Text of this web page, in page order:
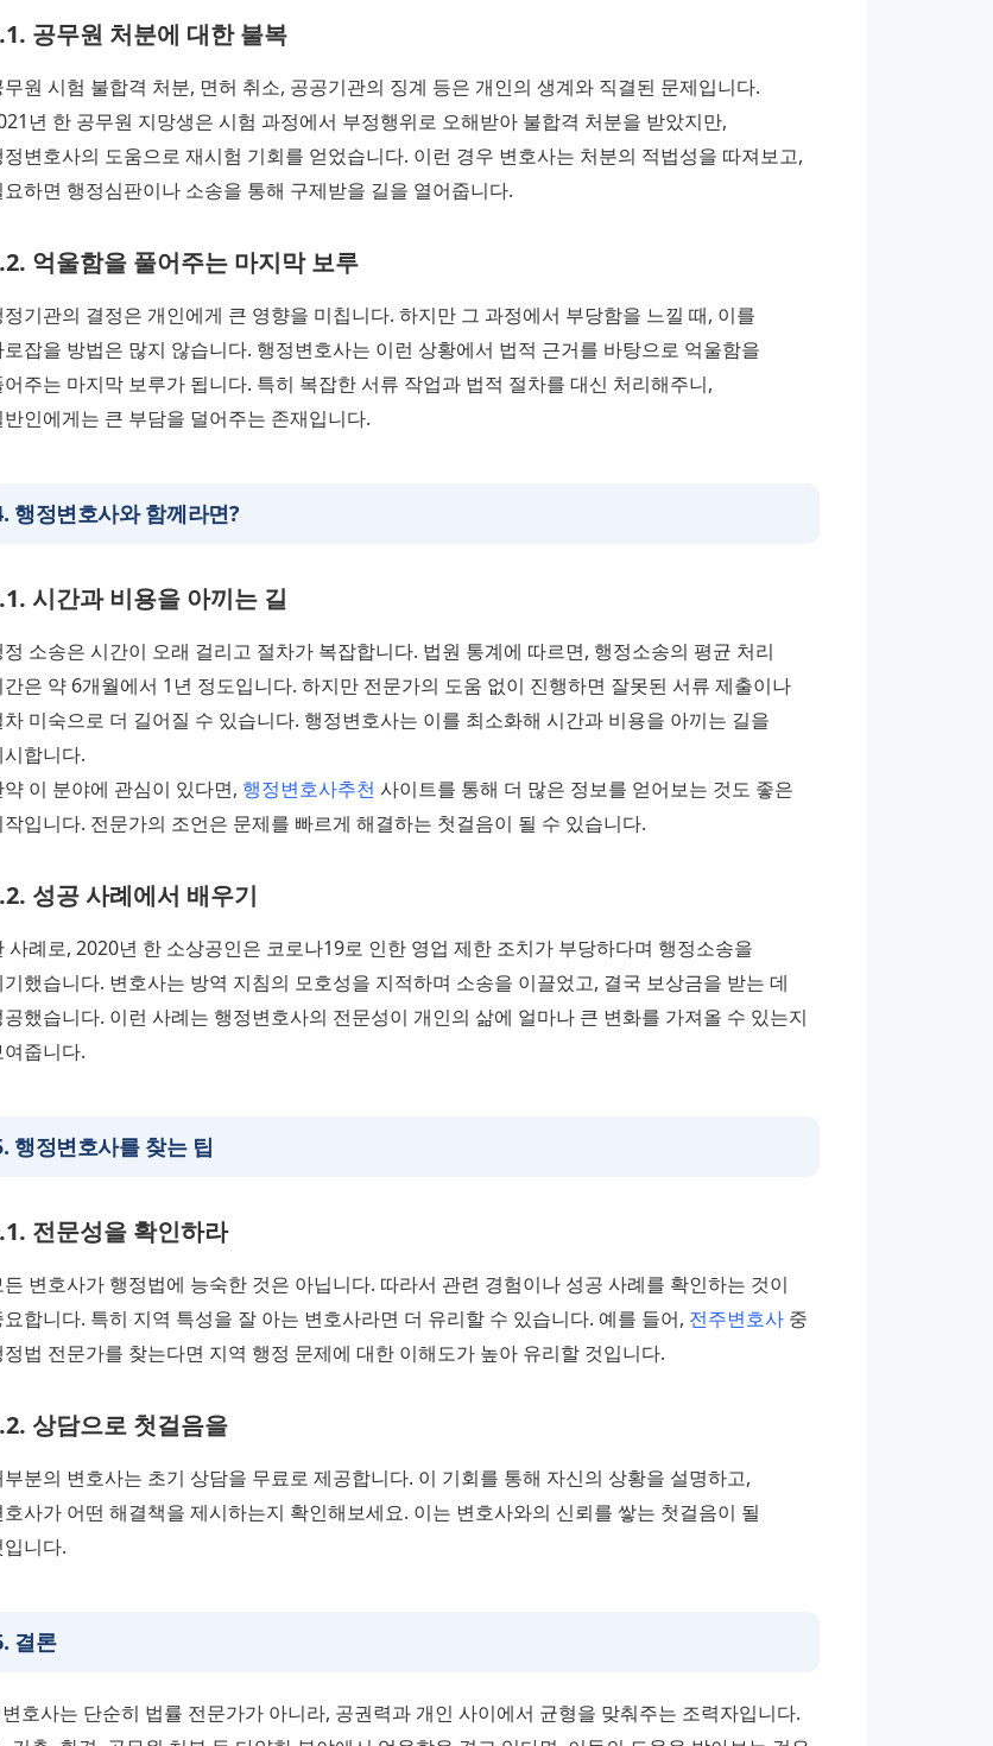
.1. 공무원 처분에 대한 불복
무원 시험 불합격 처분, 면허 취소, 공공기관의 징계 등은 개인의 생계와 직결된 문제입니다.
년 한 공무원 지망생은 시험 과정에서 부정행위로 오해받아 불합격 처분을 받았지만,
정변호사의 도움으로 재시험 기회를 얻었습니다. 이런 경우 변호사는 처분의 적법성을 따져보고,
요하면 행정심판이나 소송을 통해 구제받을 길을 열어줍니다.
.2. 억울함을 풀어주는 마지막 보루
정기관의 결정은 개인에게 큰 영향을 미칩니다. 하지만 그 과정에서 부당함을 느낄 때, 이를
로잡을 방법은 많지 않습니다. 행정변호사는 이런 상황에서 법적 근거를 바탕으로 억울함을
어주는 마지막 보루가 됩니다. 특히 복잡한 서류 작업과 법적 절차를 대신 처리해주니,
반인에게는 큰 부담을 덜어주는 존재입니다.
. 행정변호사와 함께라면?
.1. 시간과 비용을 아끼는 길
정 소송은 시간이 오래 걸리고 절차가 복잡합니다. 법원 통계에 따르면, 행정소송의 평균 처리
간은 약 6개월에서 1년 정도입니다. 하지만 전문가의 도움 없이 진행하면 잘못된 서류 제출이나
차 미숙으로 더 길어질 수 있습니다. 행정변호사는 이를 최소화해 시간과 비용을 아끼는 길을
합니다.
약 이 분야에 관심이 있다면, 행정변호사추천 사이트를 통해 더 많은 정보를 얻어보는 것도 좋은
작입니다. 전문가의 조언은 문제를 빠르게 해결하는 첫걸음이 될 수 있습니다.
.2. 성공 사례에서 배우기
사례로, 2020년 한 소상공인은 코로나19로 인한 영업 제한 조치가 부당하다며 행정소송을
기했습니다. 변호사는 방역 지침의 모호성을 지적하며 소송을 이끌었고, 결국 보상금을 받는 데
공했습니다. 이런 사례는 행정변호사의 전문성이 개인의 삶에 얼마나 큰 변화를 가져올 수 있는지
여줍니다.
. 행정변호사를 찾는 팁
.1. 전문성을 확인하라
든 변호사가 행정법에 능숙한 것은 아닙니다. 따라서 관련 경험이나 성공 사례를 확인하는 것이
요합니다. 특히 지역 특성을 잘 아는 변호사라면 더 유리할 수 있습니다. 예를 들어, 전주변호사 중
정법 전문가를 찾는다면 지역 행정 문제에 대한 이해도가 높아 유리할 것입니다.
.2. 상담으로 첫걸음을
부분의 변호사는 초기 상담을 무료로 제공합니다. 이 기회를 통해 자신의 상황을 설명하고,
호사가 어떤 해결책을 제시하는지 확인해보세요. 이는 변호사와의 신뢰를 쌓는 첫걸음이 될
입니다.
. 결론
호사는 단순히 법률 전문가가 아니라, 공권력과 개인 사이에서 균형을 맞춰주는 조력자입니다.